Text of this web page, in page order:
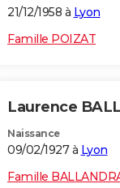
21/12/1958 à Lyon
Famille POIZAT
Laurence
Naissance
09/02/1927 à Lyon
Famille